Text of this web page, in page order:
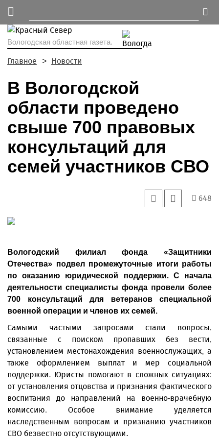
Вологодская областная газета.
Главное Новости
В Вологодской
области проведено
свыше 700 правовых
консультаций для
семей участников СВО
648
Вологодский филиал фонда «Защитники
Отечества» подвел промежуточные итоги работы
по оказанию юридической поддержки. С начала
деятельности специалисты фонда провели более
700 консультаций для ветеранов специальной
военной операции и членов их семей.
Самыми частыми запросами стали вопросы,
связанные с поиском пропавших без вести,
установлением местонахождения военнослужащих, а
также оформлением выплат и мер социальной
поддержки. Юристы помогают в сложных ситуациях:
от установления отцовства и признания фактического
воспитания до направлений на военно-врачебную
комиссию. Особое внимание уделяется
наследственным вопросам и признанию участников
СВО безвестно отсутствующими.